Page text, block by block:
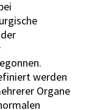
werden
Organe